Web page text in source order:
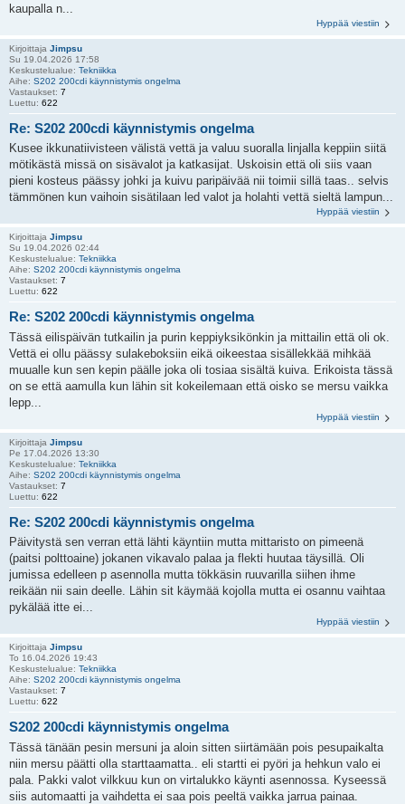
kaupalla n...
Hyppää viestiin
Kirjoittaja Jimpsu
Su 19.04.2026 17:58
Keskustelualue: Tekniikka
Aihe: S202 200cdi käynnistymis ongelma
Vastaukset: 7
Luettu: 622
Re: S202 200cdi käynnistymis ongelma
Kusee ikkunatiivisteen välistä vettä ja valuu suoralla linjalla keppiin siitä
mötikästä missä on sisävalot ja katkasijat. Uskoisin että oli siis vaan
pieni kosteus päässy johki ja kuivu paripäivää nii toimii sillä taas.. selvis
tämmönen kun vaihoin sisätilaan led valot ja holahti vettä sieltä lampun...
Hyppää viestiin
Kirjoittaja Jimpsu
Su 19.04.2026 02:44
Keskustelualue: Tekniikka
Aihe: S202 200cdi käynnistymis ongelma
Vastaukset: 7
Luettu: 622
Re: S202 200cdi käynnistymis ongelma
Tässä eilispäivän tutkailin ja purin keppiyksikönkin ja mittailin että oli ok.
Vettä ei ollu päässy sulakeboksiin eikä oikeestaa sisällekkää mihkää
muualle kun sen kepin päälle joka oli tosiaa sisältä kuiva. Erikoista tässä
on se että aamulla kun lähin sit kokeilemaan että oisko se mersu vaikka
lepp...
Hyppää viestiin
Kirjoittaja Jimpsu
Pe 17.04.2026 13:30
Keskustelualue: Tekniikka
Aihe: S202 200cdi käynnistymis ongelma
Vastaukset: 7
Luettu: 622
Re: S202 200cdi käynnistymis ongelma
Päivitystä sen verran että lähti käyntiin mutta mittaristo on pimeenä
(paitsi polttoaine) jokanen vikavalo palaa ja flekti huutaa täysillä. Oli
jumissa edelleen p asennolla mutta tökkäsin ruuvarilla siihen ihme
reikään nii sain deelle. Lähin sit käymää kojolla mutta ei osannu vaihtaa
pykälää itte ei...
Hyppää viestiin
Kirjoittaja Jimpsu
To 16.04.2026 19:43
Keskustelualue: Tekniikka
Aihe: S202 200cdi käynnistymis ongelma
Vastaukset: 7
Luettu: 622
S202 200cdi käynnistymis ongelma
Tässä tänään pesin mersuni ja aloin sitten siirtämään pois pesupaikalta
niin mersu päätti olla starttaamatta.. eli startti ei pyöri ja hehkun valo ei
pala. Pakki valot vilkkuu kun on virtalukko käynti asennossa. Kyseessä
siis automaatti ja vaihdetta ei saa pois peeltä vaikka jarrua painaa.